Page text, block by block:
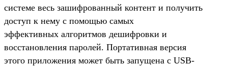
системе весь зашифрованный контент и получить
доступ к нему с помощью самых
эффективных алгоритмов дешифровки и
восстановления паролей. Портативная версия
этого приложения может быть запущена с USB-